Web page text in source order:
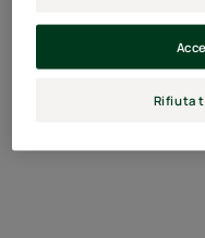
ASTERA FRESH
ConcentratoRifiuta